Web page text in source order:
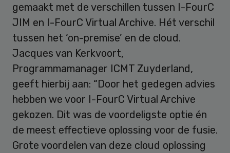
gemaakt met de verschillen tussen I-FourC
JIM en I-FourC Virtual Archive. Hét verschil
tussen het ‘on-premise’ en de cloud.
Jacques van Kerkvoort,
Programmamanager ICMT Zuyderland,
geeft hierbij aan: “Door het gedegen advies
hebben we voor I-FourC Virtual Archive
gekozen. Dit was de voordeligste optie én
de meest effectieve oplossing voor de fusie.
Grote voordelen van deze cloud oplossing